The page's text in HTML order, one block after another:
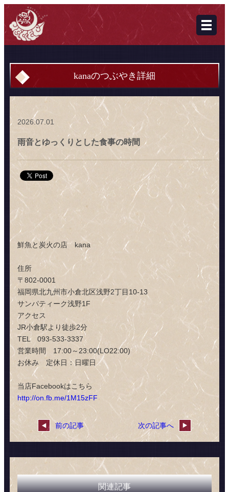
kanaのつぶやき詳細
2026.07.01
雨音とゆっくりとした食事の時間
鮮魚と炭火の店 kana
住所
〒802-0001
福岡県北九州市小倉北区浅野2丁目10-13
サンパティーク浅野1F
アクセス
JR小倉駅より徒歩2分
TEL 093-533-3337
営業時間 17:00～23:00(LO22:00)
お休み 定休日：日曜日
当店Facebookはこちら
http://on.fb.me/1M15zFF
前の記事 次の記事へ
関連記事